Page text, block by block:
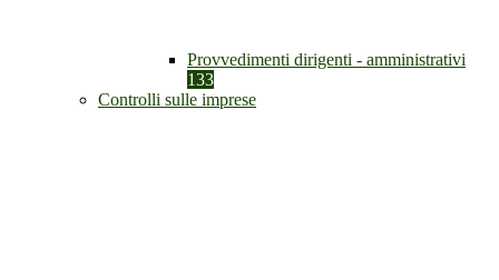
Provvedimenti dirigenti - amministrativi
133
Controlli sulle imprese